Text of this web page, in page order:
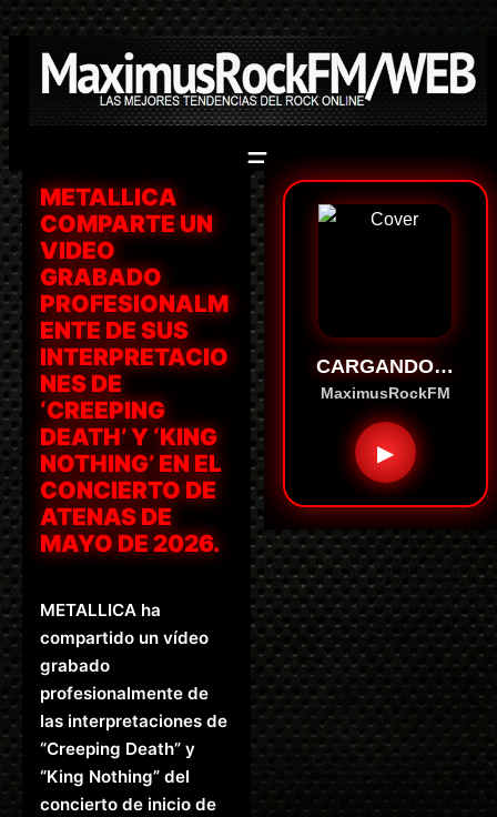
Saltar
al
contenido
METALLICA
COMPARTE UN
VIDEO
GRABADO
PROFESIONALM
ENTE DE SUS
INTERPRETACIO
NES DE
‘CREEPING
DEATH’ Y ‘KING
NOTHING’ EN EL
CONCIERTO DE
ATENAS DE
MAYO DE 2026.
METALLICA ha
compartido un vídeo
grabado
profesionalmente de
las interpretaciones de
“Creeping Death” y
“King Nothing” del
concierto de inicio de
CARGANDO…
MaximusRockFM
▶